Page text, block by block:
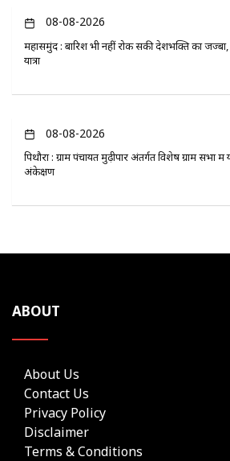
08-08-2026
महासमुंद : बारिश भी नहीं रोक सकी देशभक्ति का जज्बा,
यात्रा
08-08-2026
पिथौरा : ग्राम पंचायत मुढ़ीपार अंतर्गत विशेष ग्राम
अंकेक्षण
ABOUT
About Us
Contact Us
Privacy Policy
Disclaimer
Terms & Conditions